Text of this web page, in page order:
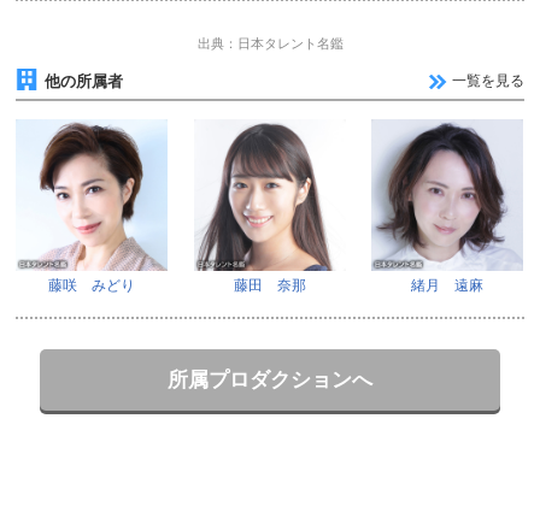
出典：日本タレント名鑑
他の所属者 一覧を見る
藤咲 みどり 藤田 奈那 緒月 遠麻
所属プロダクションへ